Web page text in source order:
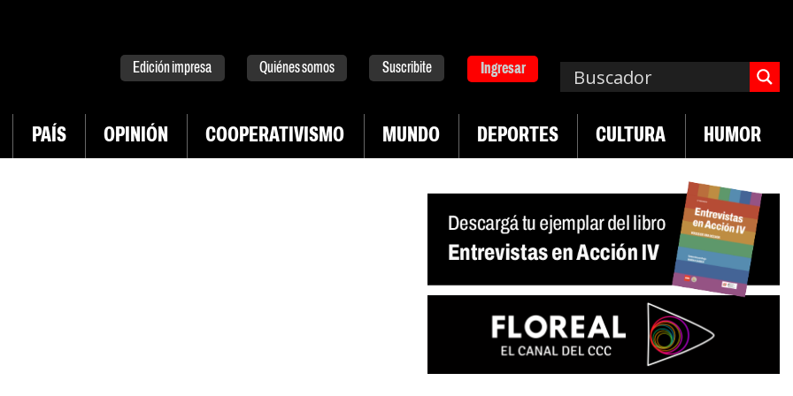
Edición impresa Quiénes somos Suscribite Ingresar
PAÍS OPINIÓN COOPERATIVISMO MUNDO DEPORTES CULTURA HUMOR